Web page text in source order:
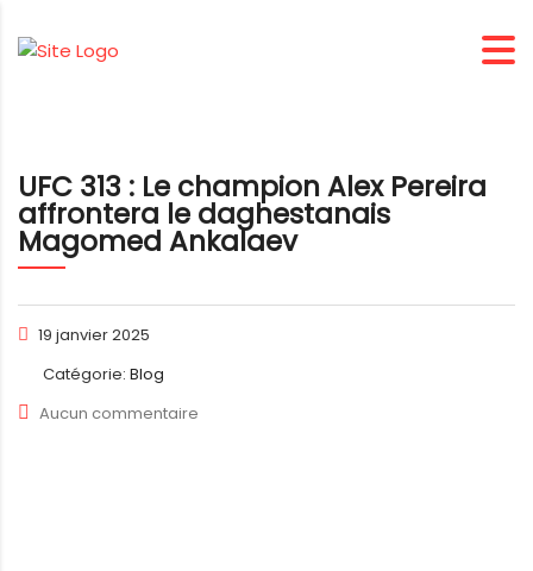
UFC 313 : Le champion Alex Pereira
affrontera le daghestanais
Magomed Ankalaev
19 janvier 2025
Catégorie: Blog
Aucun commentaire